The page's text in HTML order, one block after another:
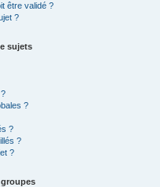
être validé ?
?
sujets
?
?
?
?
groupes